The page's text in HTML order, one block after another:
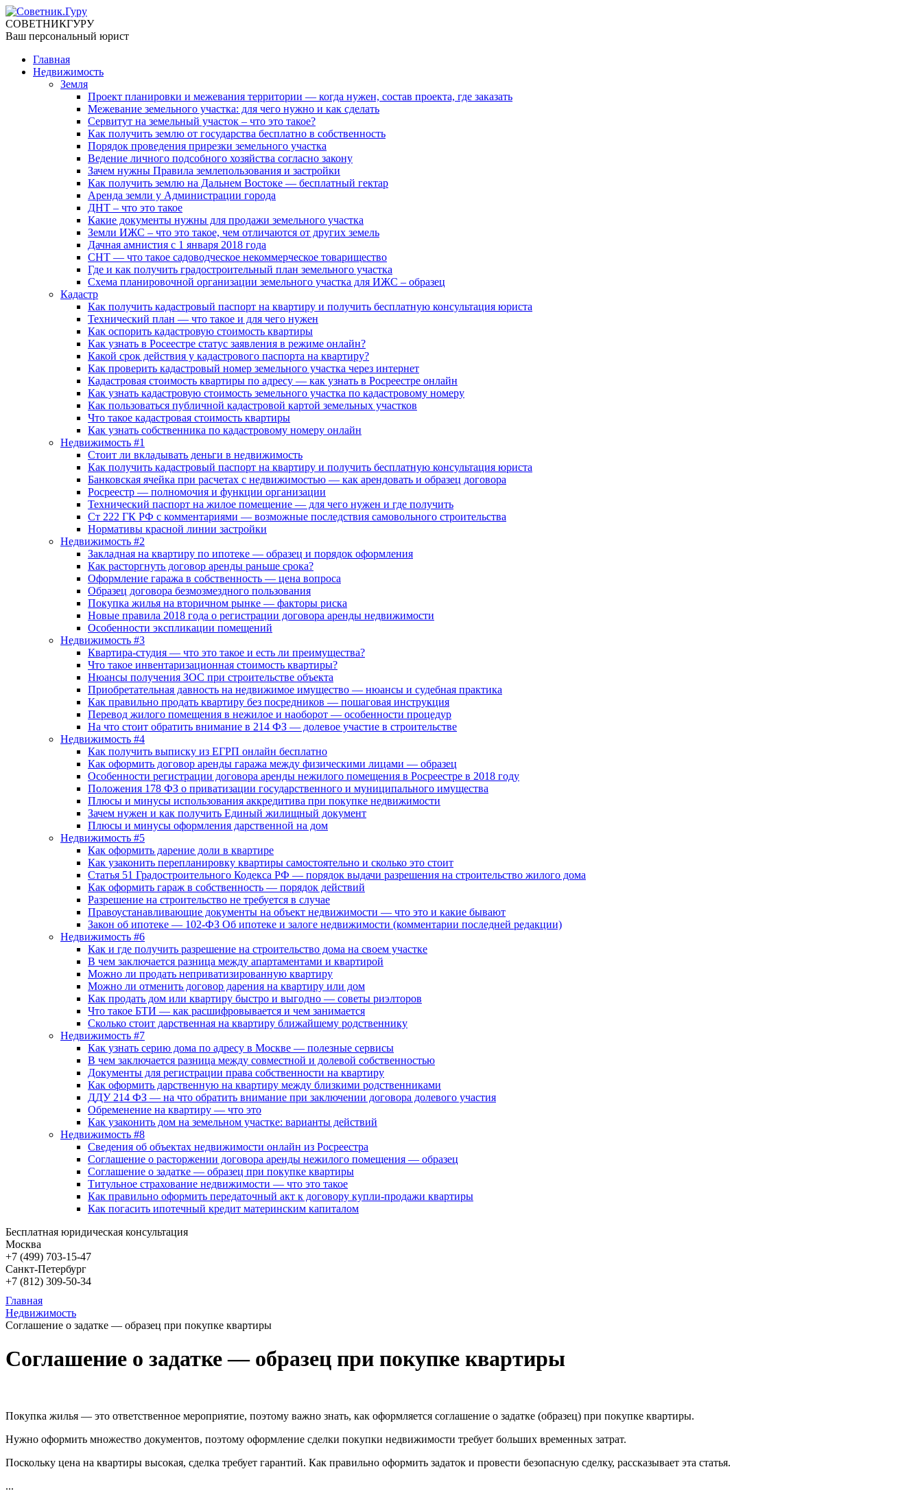
СОВЕТНИКГУРУ
Ваш персональный юрист
Главная
Недвижимость
Земля
Проект планировки и межевания территории — когда нужен, состав проекта, где заказать
Межевание земельного участка: для чего нужно и как сделать
Сервитут на земельный участок – что это такое?
Как получить землю от государства бесплатно в собственность
Порядок проведения прирезки земельного участка
Ведение личного подсобного хозяйства согласно закону
Зачем нужны Правила землепользования и застройки
Как получить землю на Дальнем Востоке — бесплатный гектар
Аренда земли у Администрации города
ДНТ – что это такое
Какие документы нужны для продажи земельного участка
Земли ИЖС – что это такое, чем отличаются от других земель
Дачная амнистия с 1 января 2018 года
СНТ — что такое садоводческое некоммерческое товарищество
Где и как получить градостроительный план земельного участка
Схема планировочной организации земельного участка для ИЖС – образец
Кадастр
Как получить кадастровый паспорт на квартиру и получить бесплатную консультация юриста
Технический план — что такое и для чего нужен
Как оспорить кадастровую стоимость квартиры
Как узнать в Росеестре статус заявления в режиме онлайн?
Какой срок действия у кадастрового паспорта на квартиру?
Как проверить кадастровый номер земельного участка через интернет
Кадастровая стоимость квартиры по адресу — как узнать в Росреестре онлайн
Как узнать кадастровую стоимость земельного участка по кадастровому номеру
Как пользоваться публичной кадастровой картой земельных участков
Что такое кадастровая стоимость квартиры
Как узнать собственника по кадастровому номеру онлайн
Недвижимость #1
Стоит ли вкладывать деньги в недвижимость
Как получить кадастровый паспорт на квартиру и получить бесплатную консультация юриста
Банковская ячейка при расчетах с недвижимостью — как арендовать и образец договора
Росреестр — полномочия и функции организации
Технический паспорт на жилое помещение — для чего нужен и где получить
Ст 222 ГК РФ с комментариями — возможные последствия самовольного строительства
Нормативы красной линии застройки
Недвижимость #2
Закладная на квартиру по ипотеке — образец и порядок оформления
Как расторгнуть договор аренды раньше срока?
Оформление гаража в собственность — цена вопроса
Образец договора безмозмездного пользования
Покупка жилья на вторичном рынке — факторы риска
Новые правила 2018 года о регистрации договора аренды недвижимости
Особенности экспликации помещений
Недвижимость #3
Квартира-студия — что это такое и есть ли преимущества?
Что такое инвентаризационная стоимость квартиры?
Нюансы получения ЗОС при строительстве объекта
Приобретательная давность на недвижимое имущество — нюансы и судебная практика
Как правильно продать квартиру без посредников — пошаговая инструкция
Перевод жилого помещения в нежилое и наоборот — особенности процедур
На что стоит обратить внимание в 214 ФЗ — долевое участие в строительстве
Недвижимость #4
Как получить выписку из ЕГРП онлайн бесплатно
Как оформить договор аренды гаража между физическими лицами — образец
Особенности регистрации договора аренды нежилого помещения в Росреестре в 2018 году
Положения 178 ФЗ о приватизации государственного и муниципального имущества
Плюсы и минусы использования аккредитива при покупке недвижимости
Зачем нужен и как получить Единый жилищный документ
Плюсы и минусы оформления дарственной на дом
Недвижимость #5
Как оформить дарение доли в квартире
Как узаконить перепланировку квартиры самостоятельно и сколько это стоит
Статья 51 Градостроительного Кодекса РФ — порядок выдачи разрешения на строительство жилого дома
Как оформить гараж в собственность — порядок действий
Разрешение на строительство не требуется в случае
Правоустанавливающие документы на объект недвижимости — что это и какие бывают
Закон об ипотеке — 102-ФЗ Об ипотеке и залоге недвижимости (комментарии последней редакции)
Недвижимость #6
Как и где получить разрешение на строительство дома на своем участке
В чем заключается разница между апартаментами и квартирой
Можно ли продать неприватизированную квартиру
Можно ли отменить договор дарения на квартиру или дом
Как продать дом или квартиру быстро и выгодно — советы риэлторов
Что такое БТИ — как расшифровывается и чем занимается
Сколько стоит дарственная на квартиру ближайшему родственнику
Недвижимость #7
Как узнать серию дома по адресу в Москве — полезные сервисы
В чем заключается разница между совместной и долевой собственностью
Документы для регистрации права собственности на квартиру
Как оформить дарственную на квартиру между близкими родственниками
ДДУ 214 ФЗ — на что обратить внимание при заключении договора долевого участия
Обременение на квартиру — что это
Как узаконить дом на земельном участке: варианты действий
Недвижимость #8
Сведения об объектах недвижимости онлайн из Росреестра
Соглашение о расторжении договора аренды нежилого помещения — образец
Соглашение о задатке — образец при покупке квартиры
Титульное страхование недвижимости — что это такое
Как правильно оформить передаточный акт к договору купли-продажи квартиры
Как погасить ипотечный кредит материнским капиталом
Бесплатная юридическая консультация
Москва
+7 (499) 703-15-47
Санкт-Петербург
+7 (812) 309-50-34
Главная
Недвижимость
Соглашение о задатке — образец при покупке квартиры
Соглашение о задатке — образец при покупке квартиры
Покупка жилья — это ответственное мероприятие, поэтому важно знать, как оформляется соглашение о задатке (образец) при покупке квартиры.
Нужно оформить множество документов, поэтому оформление сделки покупки недвижимости требует больших временных затрат.
Поскольку цена на квартиры высокая, сделка требует гарантий. Как правильно оформить задаток и провести безопасную сделку, рассказывает эта статья.
...